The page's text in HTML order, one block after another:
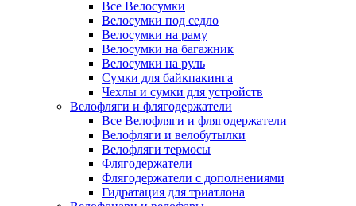
Все Велосумки
Велосумки под седло
Велосумки на раму
Велосумки на багажник
Велосумки на руль
Сумки для байкпакинга
Чехлы и сумки для устройств
Велофляги и флягодержатели
Все Велофляги и флягодержатели
Велофляги и велобутылки
Велофляги термосы
Флягодержатели
Флягодержатели с дополнениями
Гидратация для триатлона